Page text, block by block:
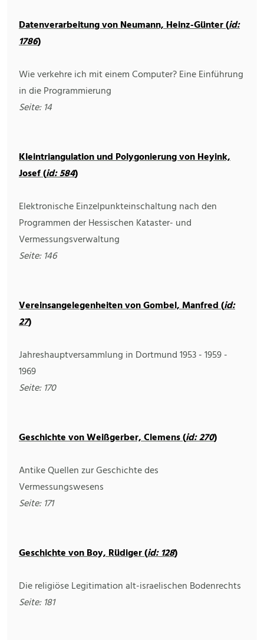
Datenverarbeitung von Neumann, Heinz-Günter (id:
1786)
Wie verkehre ich mit einem Computer? Eine Einführung
in die Programmierung
Seite: 14
Kleintriangulation und Polygonierung von Heyink,
Josef (id: 584)
Elektronische Einzelpunkteinschaltung nach den
Programmen der Hessischen Kataster- und
Vermessungsverwaltung
Seite: 146
Vereinsangelegenheiten von Gombel, Manfred (id:
27)
Jahreshauptversammlung in Dortmund 1953 - 1959 -
1969
Seite: 170
Geschichte von Weißgerber, Clemens (id: 270)
Antike Quellen zur Geschichte des
Vermessungswesens
Seite: 171
Geschichte von Boy, Rüdiger (id: 128)
Die religiöse Legitimation alt-israelischen Bodenrechts
Seite: 181